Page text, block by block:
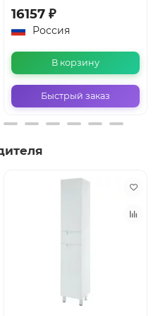
16157 ₽
Россия
В корзину
Быстрый заказ